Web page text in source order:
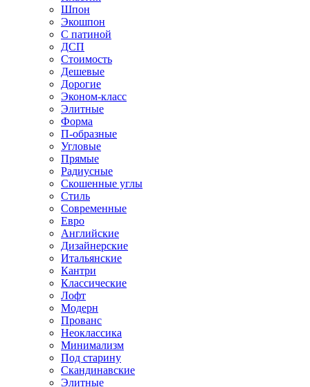
Шпон
Экошпон
С патиной
ДСП
Стоимость
Дешевые
Дорогие
Эконом-класс
Элитные
Форма
П-образные
Угловые
Прямые
Радиусные
Скошенные углы
Стиль
Современные
Евро
Английские
Дизайнерские
Итальянские
Кантри
Классические
Лофт
Модерн
Прованс
Неоклассика
Минимализм
Под старину
Скандинавские
Элитные